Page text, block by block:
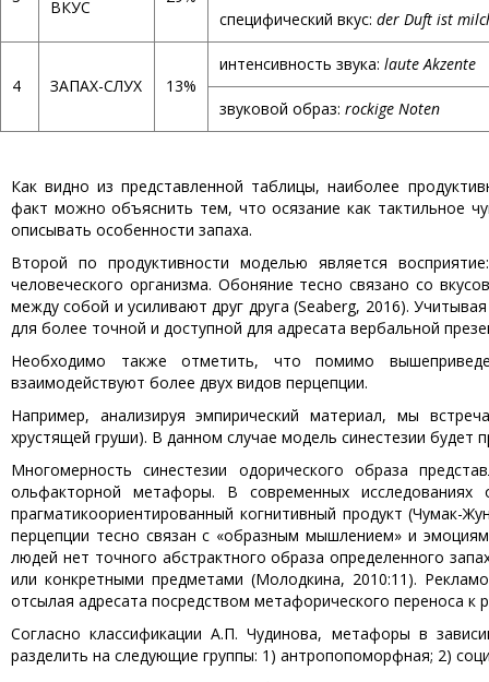
ВКУС
специфический вкус: der Duft ist
4 ЗАПАХ-СЛУХ 13%
интенсивность звука: laute Akzente
звуковой образ: rockige Noten
Как видно из представленной таблицы, наиболее
факт можно объяснить тем, что осязание как тактильное
описывать особенности запаха.
Второй по продуктивности моделью является
человеческого организма. Обоняние тесно связано со
между собой и усиливают друг друга (Seaberg, 2016).
для более точной и доступной для адресата вербальной
Необходимо также отметить, что помимо
взаимодействуют более двух видов перцепции.
Например, анализируя эмпирический материал, мы
хрустящей груши). В данном случае модель синестезии
Многомерность синестезии одорического образа
ольфакторной метафоры. В современных
прагматикоориентированный когнитивный продукт (Чумак-
перцепции тесно связан с «образным мышлением» и
людей нет точного абстрактного образа определенного
или конкретными предметами (Молодкина, 2010:11).
отсылая адресата посредством метафорического переноса к
Согласно классификации А.П. Чудинова, метафоры в
разделить на следующие группы: 1) антропопоморфная; 2)